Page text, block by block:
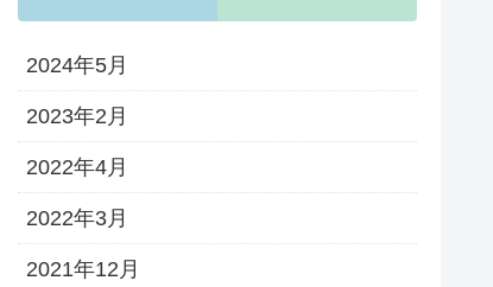
2024年5月
2023年2月
2022年4月
2022年3月
2021年12月